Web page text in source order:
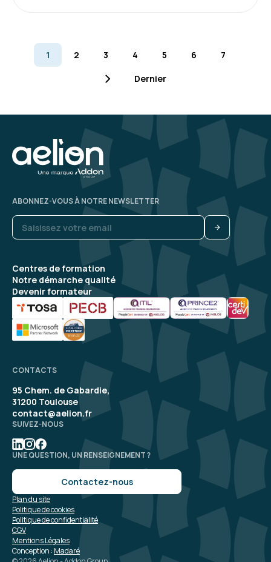
1 2 3 4 5 6 7
Dernier
Centres de formation
Notre démarche qualité
Devenir formateur
ABONNEZ-VOUS À NOTRE NEWSLETTER
CONTACTS
95 Chem. de Gabardie,
31200 Toulouse
contact@aelion.fr
SUIVEZ-NOUS
UNE QUESTION, UN RENSEIGNEMENT ?
Contactez-nous
Conception : Madaré
Mentions Légales
CGV
Politique de confidentialité
Politique de cookies
Plan du site